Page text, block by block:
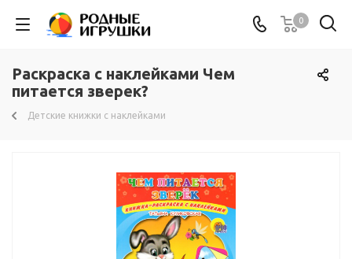
0
Раскраска с наклейками Чем
питается зверек?
Детские книжки с наклейками